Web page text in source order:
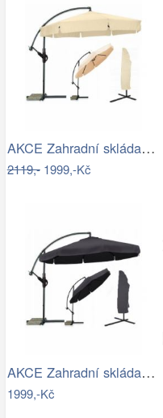
AKCE Zahradní skládací slunečník LEVI…
2119,-1999,-Kč
AKCE Zahradní skládací slunečník LEVI…
1999,-Kč